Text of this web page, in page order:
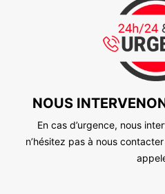
NOUS
En cas d’urgence, nous
n’hésitez pas à nous